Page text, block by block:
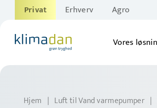
Privat Erhverv Agro
Vores
Hjem | Luft til Vand varmepumper |